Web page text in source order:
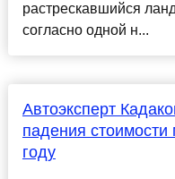
растрескавшийся
согласно одной н...
Автоэксперт
падения
году